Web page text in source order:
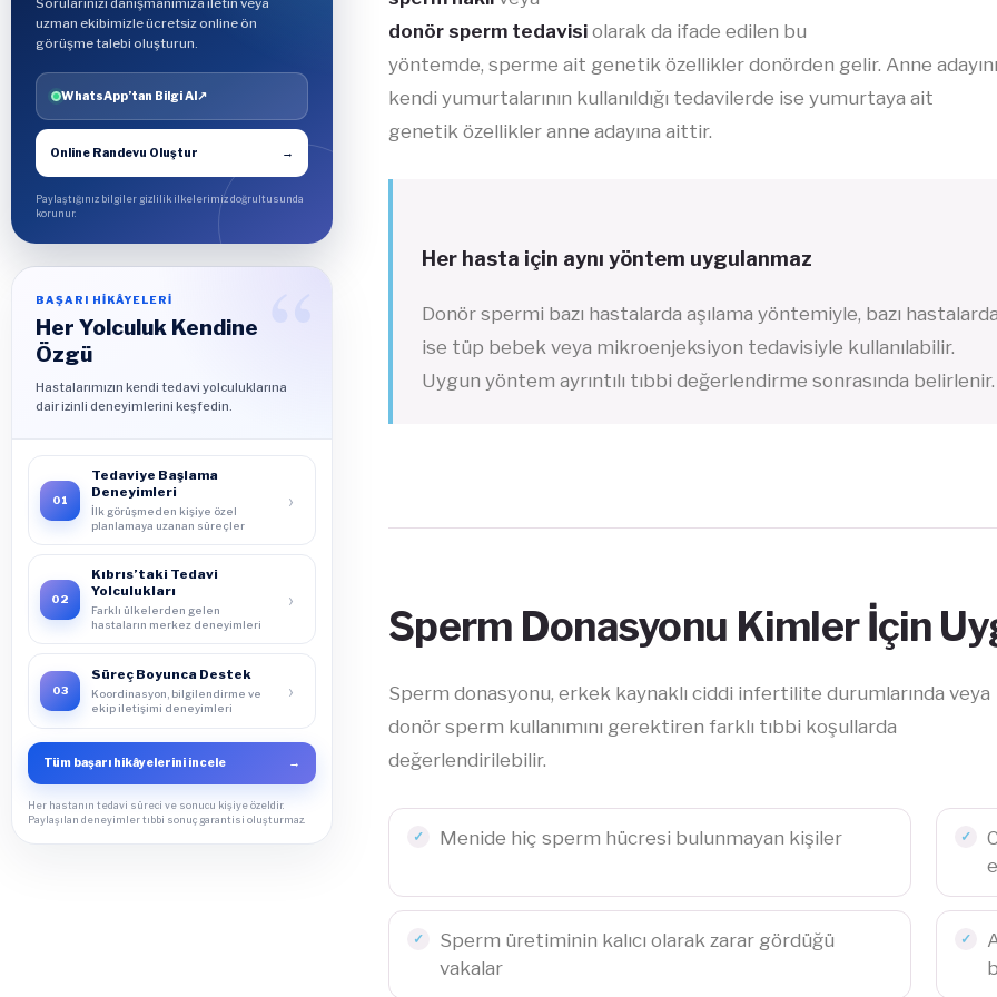
Sorularınızı danışmanımıza iletin veya
uzman ekibimizle ücretsiz online ön
görüşme talebi oluşturun.
WhatsApp’tan Bilgi Al↗
Online Randevu Oluştur →
Paylaştığınız bilgiler gizlilik ilkelerimiz doğrultusunda
korunur.
BAŞARI HİKÂYELERİ
Her Yolculuk Kendine
Özgü
Hastalarımızın kendi tedavi yolculuklarına
dair izinli deneyimlerini keşfedin.
01
Tedaviye Başlama
Deneyimleri
İlk görüşmeden kişiye özel
planlamaya uzanan süreçler
›
02
Kıbrıs’taki Tedavi
Yolculukları
Farklı ülkelerden gelen
hastaların merkez deneyimleri
›
03
Süreç Boyunca Destek
Koordinasyon, bilgilendirme ve
ekip iletişimi deneyimleri
›
Tüm başarı hikâyelerini incele →
Her hastanın tedavi süreci ve sonucu kişiye özeldir.
Paylaşılan deneyimler tıbbi sonuç garantisi oluşturmaz.
donör sperm tedavisi olarak da ifade edilen bu
yöntemde, sperme ait genetik özellikler donörden gelir. Anne
kendi yumurtalarının kullanıldığı tedavilerde ise yumurtaya ait
genetik özellikler anne adayına aittir.
Her hasta için aynı yöntem uygulanmaz
Donör spermi bazı hastalarda aşılama yöntemiyle, bazı
ise tüp bebek veya mikroenjeksiyon tedavisiyle kullanılabilir.
Uygun yöntem ayrıntılı tıbbi değerlendirme sonrasında belirlenir.
Sperm Donasyonu Kimler İçin
Sperm donasyonu, erkek kaynaklı ciddi infertilite durumlarında veya
donör sperm kullanımını gerektiren farklı tıbbi koşullarda
değerlendirilebilir.
Menide hiç sperm hücresi bulunmayan kişiler
Sperm üretiminin kalıcı olarak zarar gördüğü
vakalar